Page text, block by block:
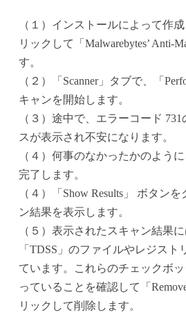
（１）インストールによって作
リックして「Malwarebytes’ Anti-
す。
（２）「Scanner」タブで、「
キャンを開始します。
（３）途中で、エラーコード
スが表示され不安になります。
（４）何事のなかったかのよう
完了します。
（４）「Show Results」 ボタン
ン結果を表示します。
（５）表示されたスキャン結果
「TDSS」のファイルやレジス
ています。これらのチェックボ
っていることを確認して「
リックして削除します。